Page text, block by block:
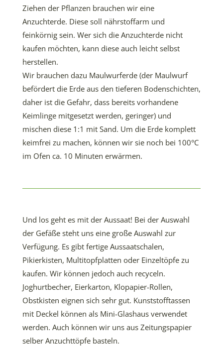
Ziehen der Pflanzen brauchen wir eine
Anzuchterde. Diese soll nährstoffarm und
feinkörnig sein. Wer sich die Anzuchterde nicht
kaufen möchten, kann diese auch leicht selbst
herstellen.
Wir brauchen dazu Maulwurferde (der Maulwurf
befördert die Erde aus den tieferen Bodenschichten,
daher ist die Gefahr, dass bereits vorhandene
Keimlinge mitgesetzt werden, geringer) und
mischen diese 1:1 mit Sand. Um die Erde komplett
keimfrei zu machen, können wir sie noch bei 100°C
im Ofen ca. 10 Minuten erwärmen.
Und los geht es mit der Aussaat! Bei der Auswahl
der Gefäße steht uns eine große Auswahl zur
Verfügung. Es gibt fertige Aussaatschalen,
Pikierkisten, Multitopfplatten oder Einzeltöpfe zu
kaufen. Wir können jedoch auch recyceln.
Joghurtbecher, Eierkarton, Klopapier-Rollen,
Obstkisten eignen sich sehr gut. Kunststofftassen
mit Deckel können als Mini-Glashaus verwendet
werden. Auch können wir uns aus Zeitungspapier
selber Anzuchttöpfe basteln.